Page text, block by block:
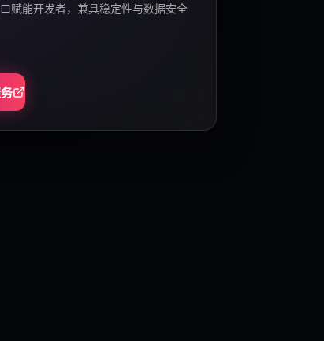
赋能开发者，兼具稳定性与数据安全